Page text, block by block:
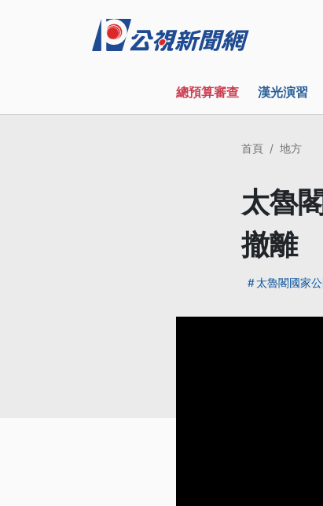
總預算審查 漢光演習
首頁 地方
太魯
撤離
太魯閣國家